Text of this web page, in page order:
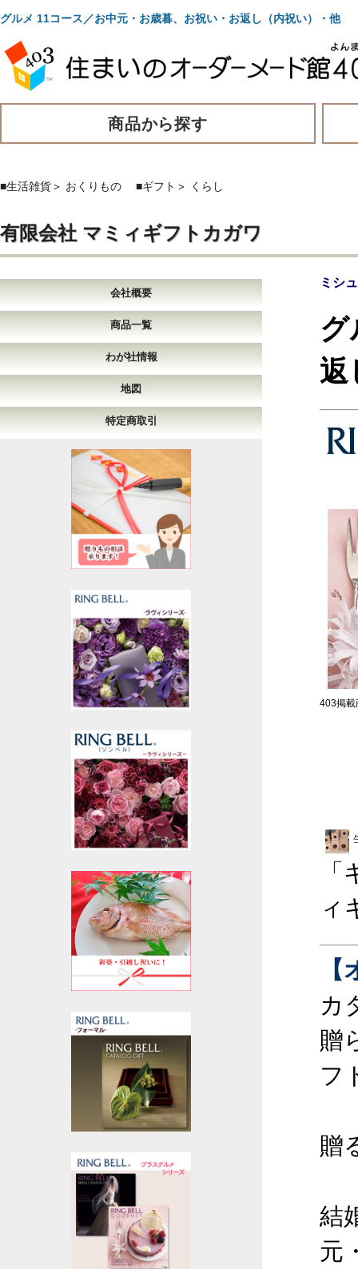
グルメ 11コース／お中元・お歳暮、お祝い・お返し（内祝い）・
商品から探す
■生活雑貨＞ おくりもの ■ギフト ＞ くらし
有限会社 マミィギフトカガワ
会社概要
商品一覧
わが社情報
地図
特定商取引
ミシ
グ
返
403掲載
ィ
カ
贈
フ
贈
結
元